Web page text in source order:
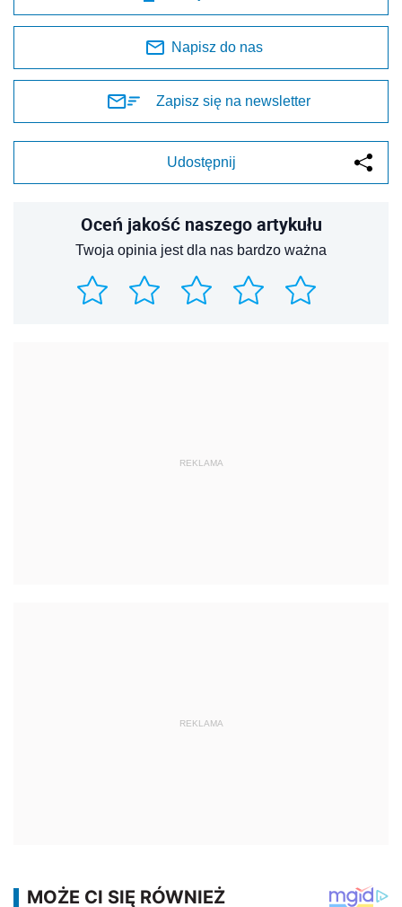
Napisz do nas
Zapisz się na newsletter
Udostępnij
Oceń jakość naszego artykułu
Twoja opinia jest dla nas bardzo ważna
REKLAMA
REKLAMA